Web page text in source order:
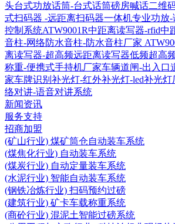
头台式功放话筒-台式话筒磅房喊话二维
式扫码器 -远距离扫码器一体机专业功放
控制系统ATW9001R中距离读写器-rfid中
音柱-网络防水音柱-防水音柱厂家
离读写器-超高频远距离读写器低频超高
称重-便携式手持机厂家车辆道闸-出入口
家车牌识别补光灯-红外补光灯-led补光灯
络对讲-语音对讲系统
新闻资讯
服务支持
招商加盟
(矿山行业) 煤矿筒仓自动装车系统
(煤焦化行业) 自动装车系统
(煤炭行业) 自动定量装车系统
(水泥行业) 智能自动装车系统
(钢铁冶炼行业) 扫码预约过磅
(建筑行业) 矿卡车载称重系统
(商砼行业) 混泥土智能过磅系统